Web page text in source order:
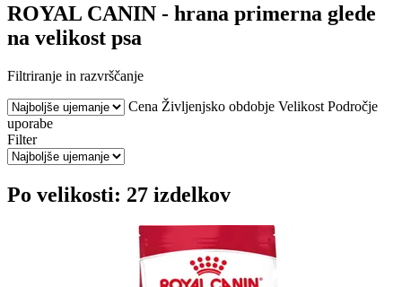
ROYAL CANIN - hrana primerna glede
na velikost psa
Filtriranje in razvrščanje
Cena Življenjsko obdobje Velikost Področje
uporabe
Filter
Po velikosti: 27 izdelkov